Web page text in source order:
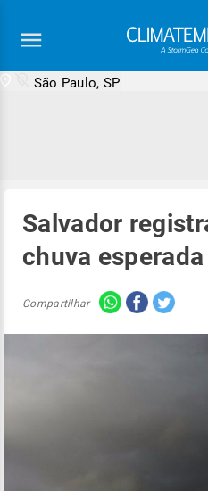
São Paulo, SP
Salvador
chuva
Compartilhar